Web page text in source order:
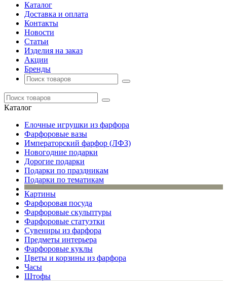
Каталог
Доставка и оплата
Контакты
Новости
Статьи
Изделия на заказ
Акции
Бренды
Каталог
Елочные игрушки из фарфора
Фарфоровые вазы
Императорский фарфор (ЛФЗ)
Новогодние подарки
Дорогие подарки
Подарки по праздникам
Подарки по тематикам
Картины
Фарфоровая посуда
Фарфоровые скульптуры
Фарфоровые статуэтки
Сувениры из фарфора
Предметы интерьера
Фарфоровые куклы
Цветы и корзины из фарфора
Часы
Штофы